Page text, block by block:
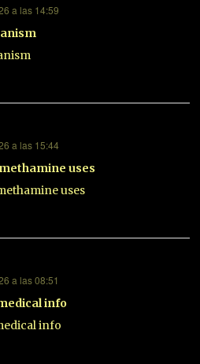
a las 14:59
a las 15:44
uses
uses
a las 08:51
info
info